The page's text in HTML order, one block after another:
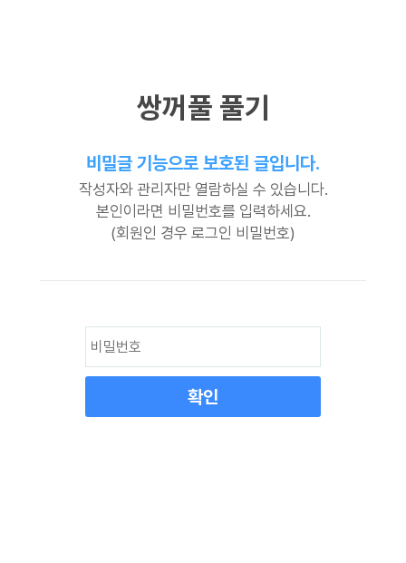
쌍꺼풀 풀기
비밀글 기능으로 보호된 글입니다.
작성자와 관리자만 열람하실 수 있습니다.
본인이라면 비밀번호를 입력하세요.
(회원인 경우 로그인 비밀번호)